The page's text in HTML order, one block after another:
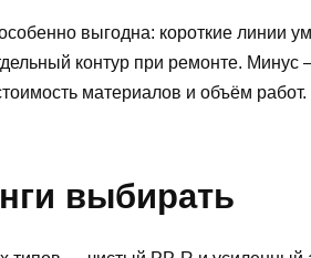
выгодна: короткие линии
контур при ремонте.
материалов и объём работ.
выбирать